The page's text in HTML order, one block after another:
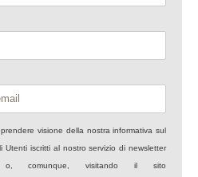
visione della nostra informativa sul
iscritti al nostro servizio di newsletter
comunque, visitando il sito